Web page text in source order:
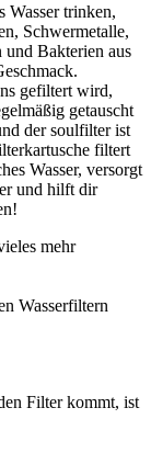
Wasser trinken,
Schwermetalle,
und Bakterien aus
gefiltert wird,
getauscht
der soulfilter ist
filtert
Wasser, versorgt
und hilft dir
mehr
Wasserfiltern
Filter kommt, ist